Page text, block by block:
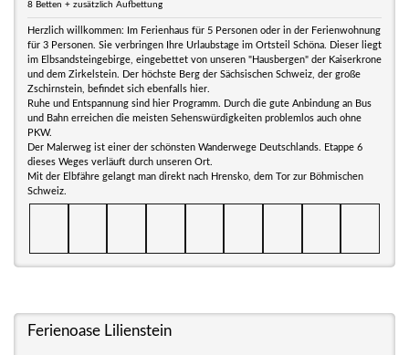
8 Betten + zusätzlich Aufbettung
Herzlich willkommen: Im Ferienhaus für 5 Personen oder in der Ferienwohnung
für 3 Personen. Sie verbringen Ihre Urlaubstage im Ortsteil Schöna. Dieser liegt
im Elbsandsteingebirge, eingebettet von unseren "Hausbergen" der Kaiserkrone
und dem Zirkelstein. Der höchste Berg der Sächsischen Schweiz, der große
Zschirnstein, befindet sich ebenfalls hier.
Ruhe und Entspannung sind hier Programm. Durch die gute Anbindung an Bus
und Bahn erreichen die meisten Sehenswürdigkeiten problemlos auch ohne
PKW.
Der Malerweg ist einer der schönsten Wanderwege Deutschlands. Etappe 6
dieses Weges verläuft durch unseren Ort.
Mit der Elbfähre gelangt man direkt nach Hrensko, dem Tor zur Böhmischen
Schweiz.
Ferienoase Lilienstein